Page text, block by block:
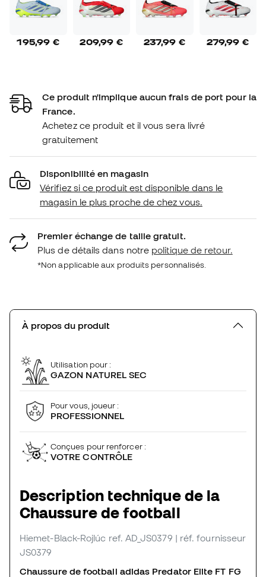
195,99 € 209,99 € 237,99 € 279,99 €
Ce produit n'implique aucun frais de port pour la
France.
Achetez ce produit et il vous sera livré
gratuitement
Disponibilité en magasin
Vérifiez si ce produit est disponible dans le
magasin le plus proche de chez vous.
Premier échange de taille gratuit.
Plus de détails dans notre politique de retour.
*Non applicable aux produits personnalisés.
À propos du produit
Utilisation pour :
GAZON NATUREL SEC
Pour vous, joueur :
PROFESSIONNEL
Conçues pour renforcer :
VOTRE CONTRÔLE
Description technique de la
Chaussure de football
Hiemet-Black-Rojlúc ref. AD_JS0379 | réf. fournisseur
JS0379
Chaussure de football adidas Predator Elite FT FG